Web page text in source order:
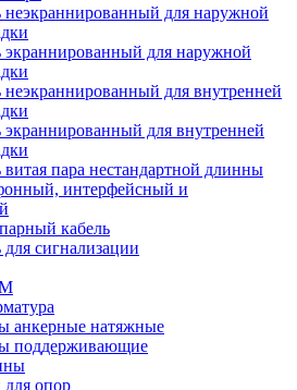
неэкраннированный для наружной
экраннированный для наружной
неэкраннированный для внутренней
экраннированный для внутренней
витая пара нестандартной длинны
интерфейсный и
кабель
для сигнализации
анкерные натяжные
поддерживающие
опор